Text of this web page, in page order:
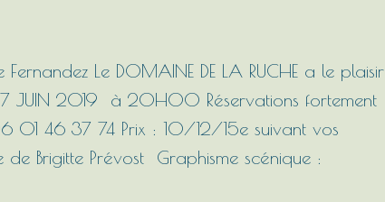
Le DOMAINE DE LA RUCHE a le plaisir
JUIN 2019 à 20H00 Réservations fortement
01 46 37 74 Prix : 10/12/15e suivant vos
Brigitte Prévost Graphisme scénique :